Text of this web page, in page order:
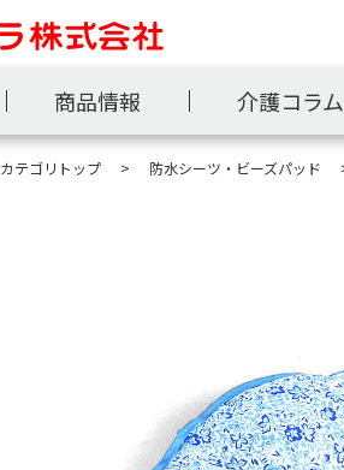
商品情報 介護コラム
カテゴリトップ 防水シーツ・ビーズパッド